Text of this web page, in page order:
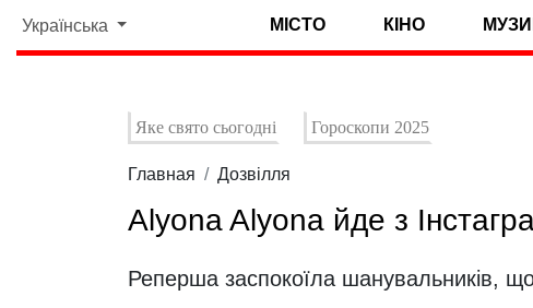
Українська МІСТО КІНО
Яке свято сьогодні Гороскопи 2025
Главная Дозвілля
Alyona Alyona йде з
Реперша заспокоїла шанувальників, що